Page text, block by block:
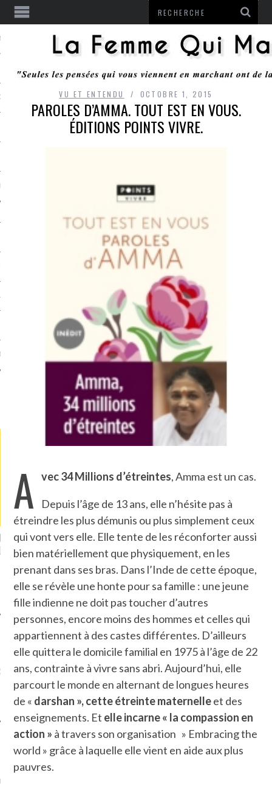
RESTER
ARCACHON
LA PHOTO
ATTACHÉS À LA
DE L’AMBASSADE
À PARIS. POURQUOI
? POUR QUI ?
UN GRONDIN FOURRÉ AUX
CHAMPIGNONS ET AUX
LARDONS DANS LA HALLE
DE DAX. ET POURQUOI PAS
?
MES DERNIERS
SUR FACEBOOK
QUI MARCHE
VU ET ENTENDU OCTOBRE 1, 2015
PAROLES D’AMMA. TOUT EST EN VOUS.
ÉDITIONS POINTS VIVRE.
A vec 34 Millions d’étreintes, Amma est un cas.
Depuis l’âge de 13 ans, elle n’hésite pas à
étreindre les plus démunis ou plus simplement ceux
qui vont vers elle. Elle tente de les réconforter aussi
bien matériellement que physiquement, en les
prenant dans ses bras. Dans l’Inde de cette époque,
elle se révèle une honte pour sa famille : une jeune
fille indienne ne doit pas toucher d’autres
personnes, encore moins des hommes et celles qui
appartiennent à des castes différentes. D’ailleurs
elle quittera le domicile familial en 1975 à l’âge de 22
ans, contrainte à vivre sans abri. Aujourd’hui, elle
parcourt le monde en alternant de longues heures
de « darshan », cette étreinte maternelleet des
enseignements. Et elle incarne « la compassion en
action » à travers son organisation » Embracing the
world » grâce à laquelle elle vient en aide aux plus
pauvres.